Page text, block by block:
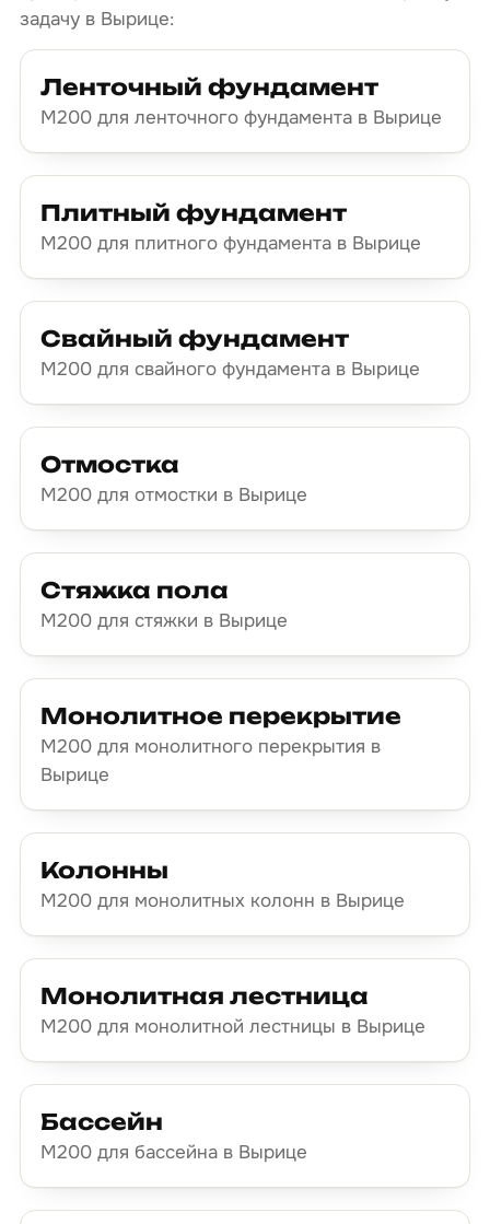
задачу в Вырице:
Ленточный фундамент
М200 для ленточного фундамента в Вырице
Плитный фундамент
М200 для плитного фундамента в Вырице
Свайный фундамент
М200 для свайного фундамента в Вырице
Отмостка
М200 для отмостки в Вырице
Стяжка пола
М200 для стяжки в Вырице
Монолитное перекрытие
М200 для монолитного перекрытия в
Вырице
Колонны
М200 для монолитных колонн в Вырице
Монолитная лестница
М200 для монолитной лестницы в Вырице
Бассейн
М200 для бассейна в Вырице